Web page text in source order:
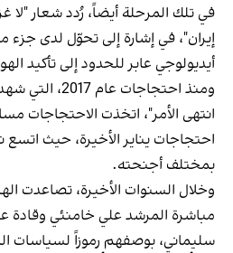
في تلك المرحلة أيضاً، رُدد شعار "لا
إيران"، في إشارة إلى تحوّل لدى
أيديولوجي عابر للحدود إلى تأكيد
ومنذ احتجاجات
انتهى الأمر"، اتخذت الاحتجاجات
احتجاجات يناير الأخيرة، حيث
بمختلف أجنحته.
وخلال السنوات الأخيرة، تصاعدت
مباشرة المرشد علي خامنئي وقادة
سليماني، بوصفهم رموزاً لسياسات